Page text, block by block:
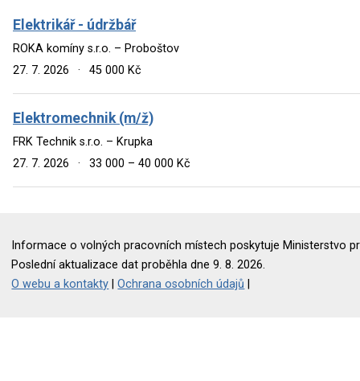
Elektrikář - údržbář
ROKA komíny s.r.o. – Proboštov
27. 7. 2026
· 45 000 Kč
Elektromechnik (m/ž)
FRK Technik s.r.o. – Krupka
27. 7. 2026
· 33 000 – 40 000 Kč
Informace o volných pracovních místech poskytuje Ministerstvo
Poslední aktualizace dat proběhla dne 9. 8. 2026.
O webu a kontakty |Ochrana osobních údajů